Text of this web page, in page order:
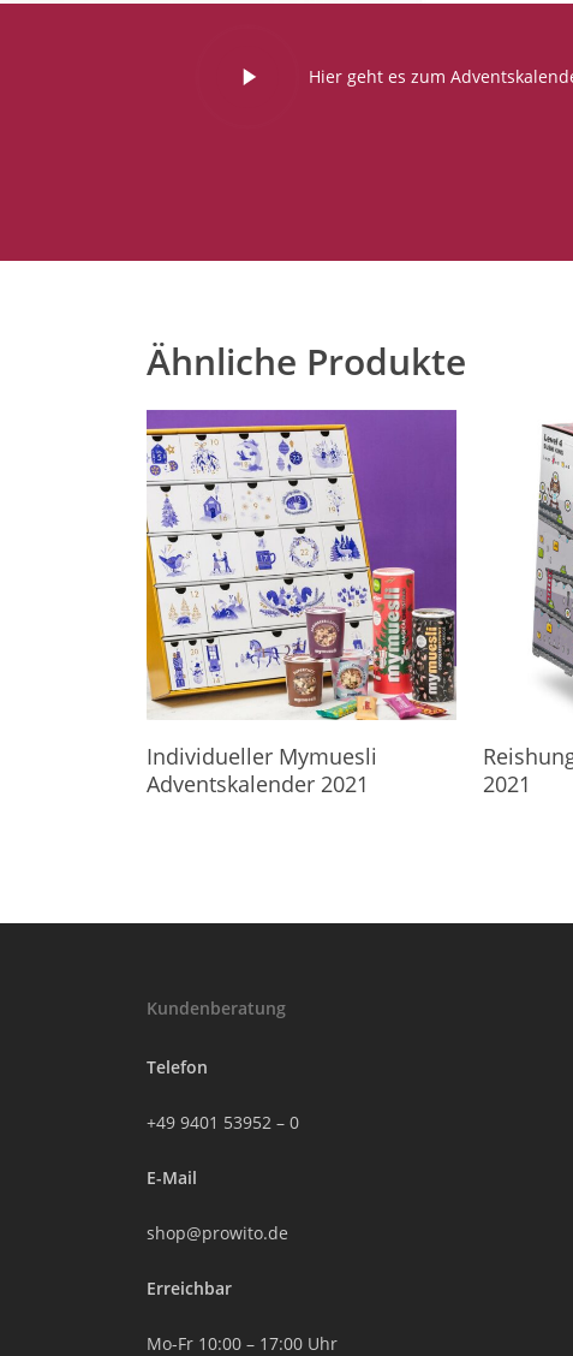
Hier geht es zum
Ähnliche Produkte
Individueller Mymuesli
Adventskalender 2021
2021
Kundenberatung
Telefon
+49 9401 53952 – 0
E-Mail
shop@prowito.de
Erreichbar
Mo-Fr 10:00 – 17:00 Uhr